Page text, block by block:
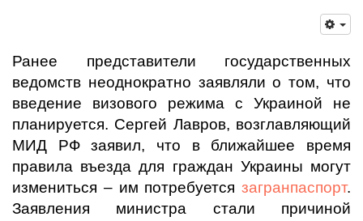
Ранее представители государственных
ведомств неоднократно заявляли о том, что
введение визового режима с Украиной не
планируется. Сергей Лавров, возглавляющий
МИД РФ заявил, что в ближайшее время
правила въезда для граждан Украины могут
измениться – им потребуется загранпаспорт.
Заявления министра стали причиной